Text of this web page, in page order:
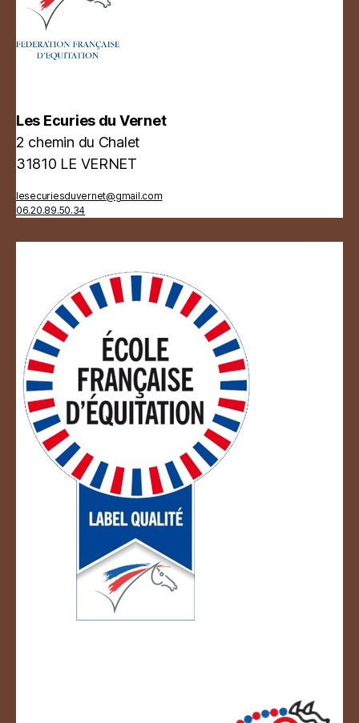
Les Ecuries du Vernet
2 chemin du Chalet
31810 LE VERNET
lesecuriesduvernet@gmail.com
06.20.89.50.34